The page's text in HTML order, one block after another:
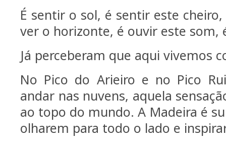
É sentir o sol, é sentir este
ver o horizonte, é ouvir este som,
Já perceberam que aqui vivemos
No Pico do Arieiro e no Pico
andar nas nuvens, aquela
ao topo do mundo. A Madeira é
olharem para todo o lado e